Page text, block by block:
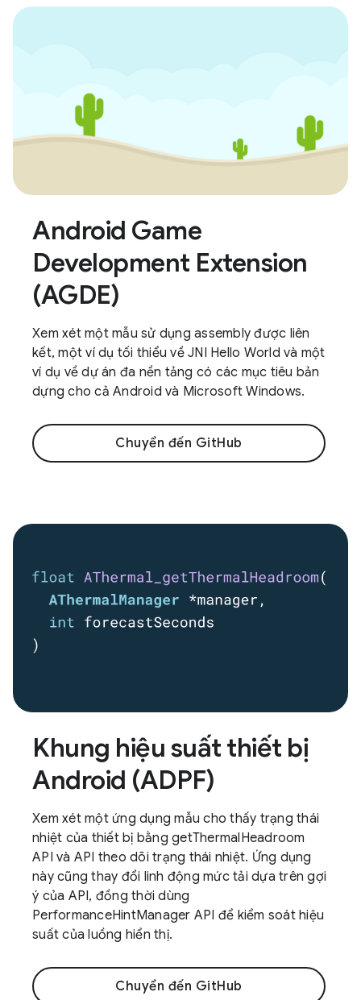
Android Game
Development Extension
(AGDE)
Xem xét một mẫu sử dụng assembly được liên
kết, một ví dụ tối thiểu về JNI Hello World và một
ví dụ về dự án đa nền tảng có các mục tiêu bản
dựng cho cả Android và Microsoft Windows.
Chuyển đến GitHub
Khung hiệu suất thiết bị
Android (ADPF)
Xem xét một ứng dụng mẫu cho thấy trạng thái
nhiệt của thiết bị bằng getThermalHeadroom
API và API theo dõi trạng thái nhiệt. Ứng dụng
này cũng thay đổi linh động mức tải dựa trên gợi
ý của API, đồng thời dùng
PerformanceHintManager API để kiểm soát hiệu
suất của luồng hiển thị.
Chuyển đến GitHub